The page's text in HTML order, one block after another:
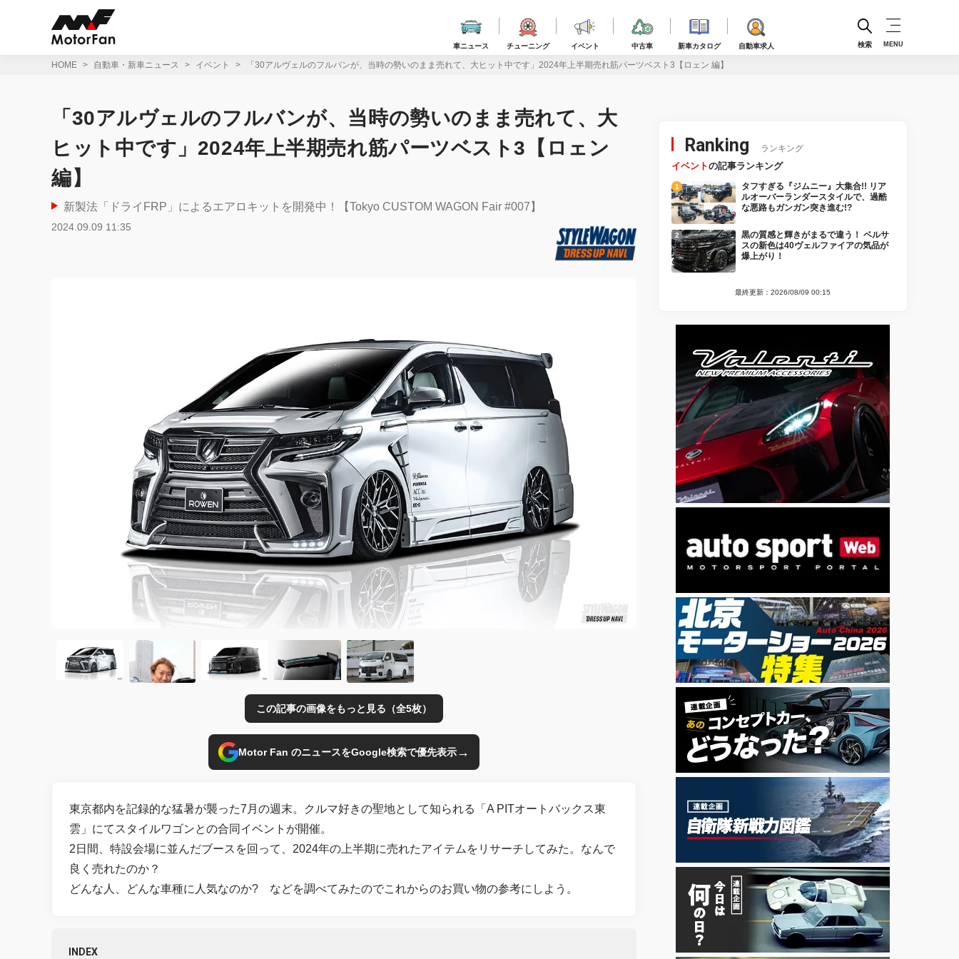
車ニュース チューニング イベント 中古車 新車カタログ 自動車求人 検索 MENU
HOME 自動車・新車ニュース イベント 「30アルヴェルのフルバンが、当時の勢いのまま売れて、大ヒット中です」2024年上半期売れ筋パーツベスト3【ロェン 編】
「30アルヴェルのフルバンが、当時の勢いのまま売れて、大
ヒット中です」2024年上半期売れ筋パーツベスト3【ロェン
編】
新製法「ドライFRP」によるエアロキットを開発中！【Tokyo CUSTOM WAGON Fair #007】
2024.09.09 11:35
この記事の画像をもっと見る（全5枚）
Motor Fan のニュースをGoogle検索で優先表示→
東京都内を記録的な猛暑が襲った7月の週末。クルマ好きの聖地として知られる「A PITオートバックス東
雲」にてスタイルワゴンとの合同イベントが開催。
2日間、特設会場に並んだブースを回って、2024年の上半期に売れたアイテムをリサーチしてみた。なんで
良く売れたのか？
どんな人、どんな車種に人気なのか? などを調べてみたのでこれからのお買い物の参考にしよう。
INDEX
Ranking ランキング
イベントの記事ランキング
タフすぎる『ジムニー』大集合!! リア
ルオーバーランダースタイルで、過酷
な悪路もガンガン突き進む!?
黒の質感と輝きがまるで違う！ ベルサ
スの新色は40ヴェルファイアの気品が
爆上がり！
最終更新：2026/08/09 00:15